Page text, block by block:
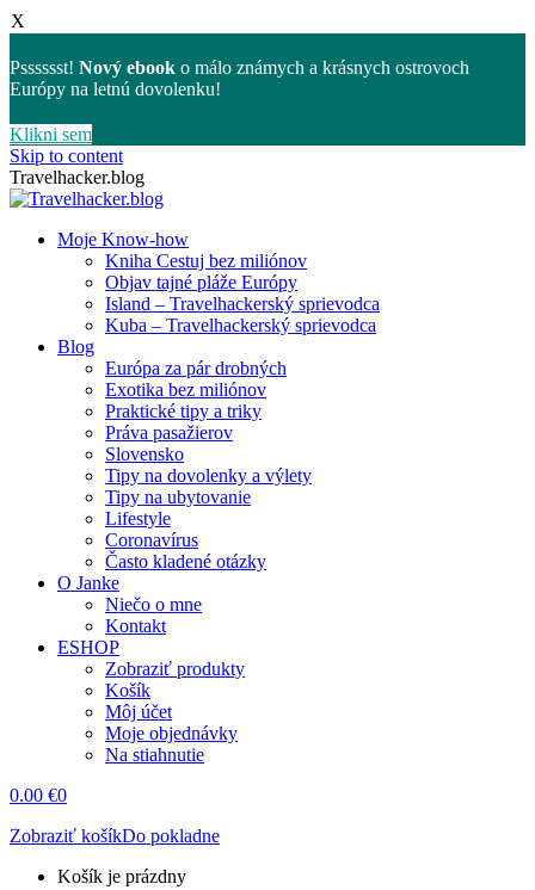
X
Psssssst! Nový ebook o málo známych a krásnych ostrovoch
Európy na letnú dovolenku!
Klikni sem
Skip to content
Travelhacker.blog
Moje Know-how
Kniha Cestuj bez miliónov
Objav tajné pláže Európy
Island – Travelhackerský sprievodca
Kuba – Travelhackerský sprievodca
Blog
Európa za pár drobných
Exotika bez miliónov
Praktické tipy a triky
Práva pasažierov
Slovensko
Tipy na dovolenky a výlety
Tipy na ubytovanie
Lifestyle
Coronavírus
Často kladené otázky
O Janke
Niečo o mne
Kontakt
ESHOP
Zobraziť produkty
Košík
Môj účet
Moje objednávky
Na stiahnutie
0.00 €0
Zobraziť košíkDo pokladne
Košík je prázdny